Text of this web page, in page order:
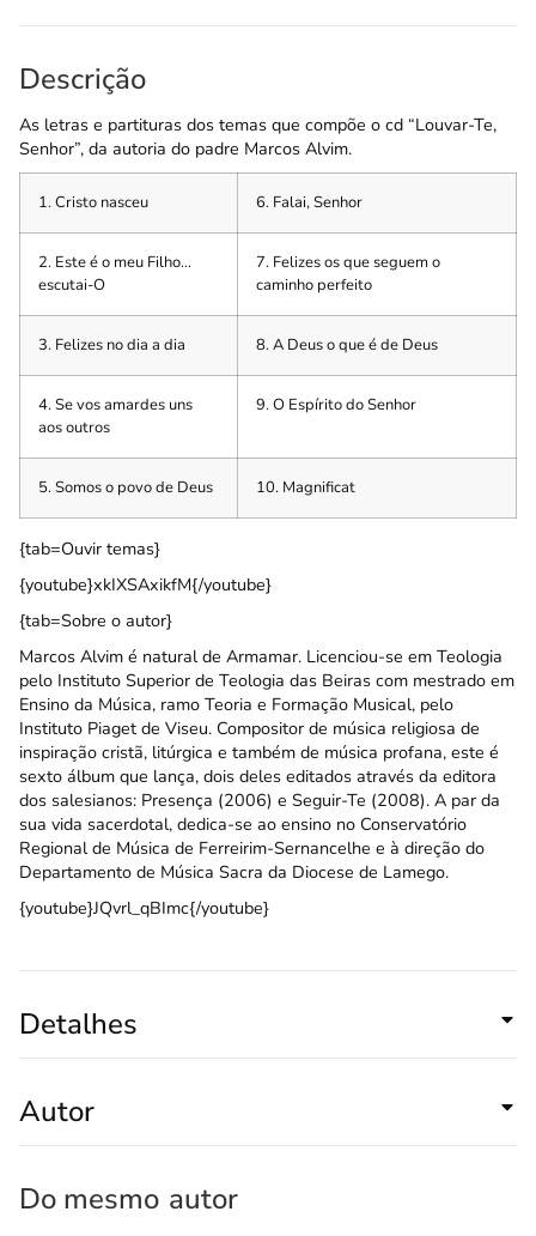
Descrição
As letras e partituras dos temas que compõe o cd “Louvar-Te,
Senhor”, da autoria do padre Marcos Alvim.
1. Cristo nasceu 6. Falai, Senhor
2. Este é o meu Filho…
escutai-O
7. Felizes os que seguem o
caminho perfeito
3. Felizes no dia a dia 8. A Deus o que é de Deus
4. Se vos amardes uns
aos outros
9. O Espírito do Senhor
5. Somos o povo de Deus 10. Magnificat
{tab=Ouvir temas}
{youtube}xkIXSAxikfM{/youtube}
{tab=Sobre o autor}
Marcos Alvim é natural de Armamar. Licenciou-se em Teologia
pelo Instituto Superior de Teologia das Beiras com mestrado em
Ensino da Música, ramo Teoria e Formação Musical, pelo
Instituto Piaget de Viseu. Compositor de música religiosa de
inspiração cristã, litúrgica e também de música profana, este é
sexto álbum que lança, dois deles editados através da editora
dos salesianos: Presença (2006) e Seguir-Te (2008). A par da
sua vida sacerdotal, dedica-se ao ensino no Conservatório
Regional de Música de Ferreirim-Sernancelhe e à direção do
Departamento de Música Sacra da Diocese de Lamego.
{youtube}JQvrl_qBImc{/youtube}
Detalhes
Autor
Do mesmo autor